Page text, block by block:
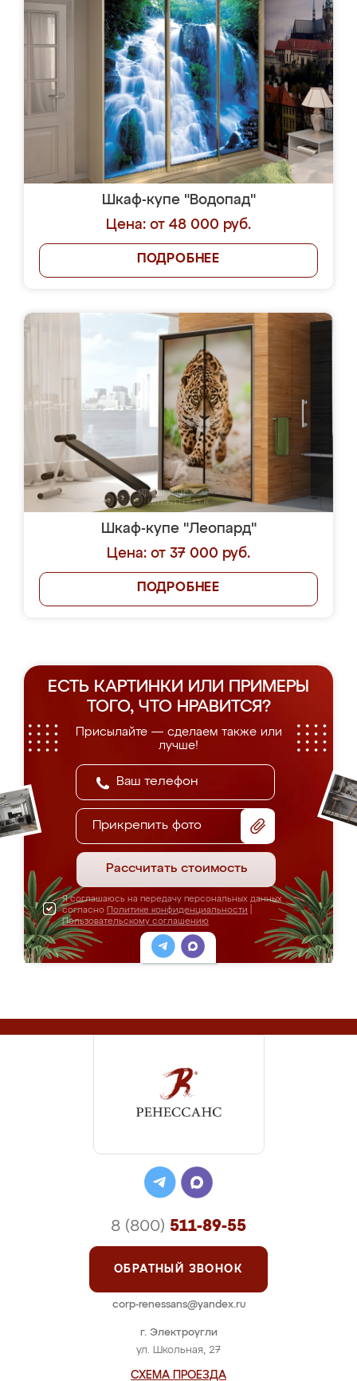
Шкаф-купе "Водопад"
Цена: от 48 000 руб.
ПОДРОБНЕЕ
Шкаф-купе "Леопард"
Цена: от 37 000 руб.
ПОДРОБНЕЕ
ЕСТЬ КАРТИНКИ ИЛИ ПРИМЕРЫ
ТОГО, ЧТО НРАВИТСЯ?
Присылайте — сделаем также или
лучше!
Прикрепить фото
Рассчитать стоимость
Я соглашаюсь на передачу персональных данных
согласно Политике конфиденциальности
Пользовательскому соглашению
г. Электроугли
ул. Школьная, 27
СХЕМА ПРОЕЗДА
8 (800) 511-89-55
ОБРАТНЫЙ ЗВОНОК
corp-renessans@yandex.ru